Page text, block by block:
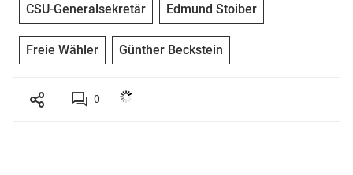
CSU-Generalsekretär Edmund Stoiber
Freie Wähler Günther Beckstein
0